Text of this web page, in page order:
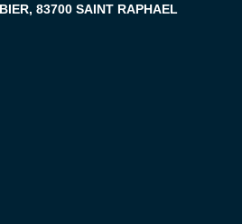
83700 SAINT RAPHAEL